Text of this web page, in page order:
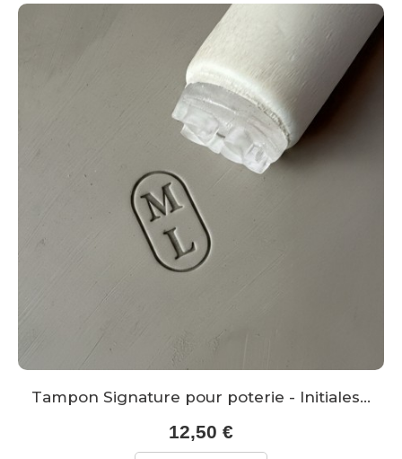
Tampon Signature pour poterie - Initiales...
12,50 €